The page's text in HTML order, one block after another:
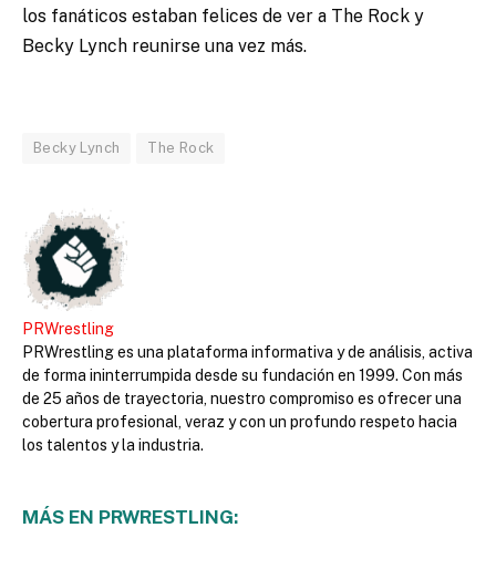
los fanáticos estaban felices de ver a The Rock y
Becky Lynch reunirse una vez más.
Becky Lynch The Rock
PRWrestling
PRWrestling es una plataforma informativa y de análisis, activa
de forma ininterrumpida desde su fundación en 1999. Con más
de 25 años de trayectoria, nuestro compromiso es ofrecer una
cobertura profesional, veraz y con un profundo respeto hacia
los talentos y la industria.
MÁS EN PRWRESTLING: